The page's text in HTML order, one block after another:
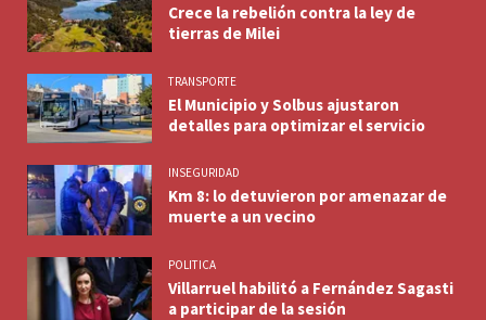
Crece la rebelión contra la ley de
tierras de Milei
TRANSPORTE
El Municipio y Solbus ajustaron
detalles para optimizar el servicio
INSEGURIDAD
Km 8: lo detuvieron por amenazar de
muerte a un vecino
POLITICA
Villarruel habilitó a Fernández Sagasti
a participar de la sesión